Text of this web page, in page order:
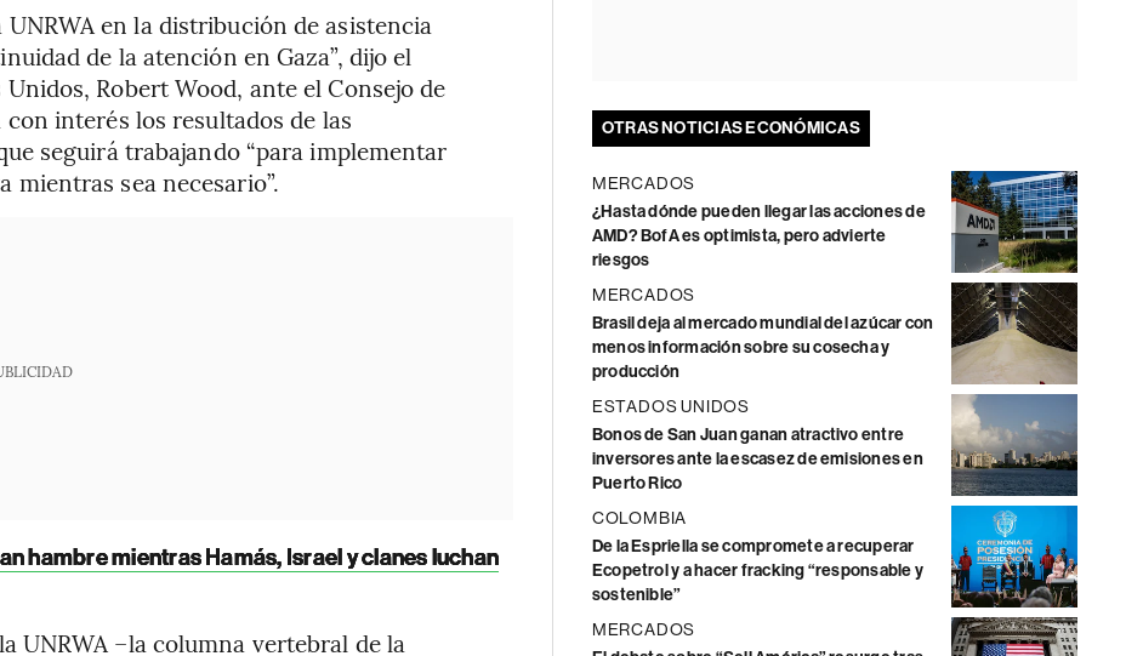
en la distribución de asistencia
de la atención en Gaza”, dijo el
Robert Wood, ante el Consejo de
interés los resultados de las
seguirá trabajando “para implementar
mientras sea necesario”.
hambre mientras Hamás, Israel y clanes luchan
UNRWA –la columna vertebral de la
OTRAS NOTICIAS ECONÓMICAS
MERCADOS
¿Hasta dónde pueden llegar las acciones de
AMD? BofA es optimista, pero advierte
riesgos
MERCADOS
Brasil deja al mercado mundial del azúcar con
menos información sobre su cosecha y
producción
ESTADOS UNIDOS
Bonos de San Juan ganan atractivo entre
inversores ante la escasez de emisiones en
Puerto Rico
COLOMBIA
De la Espriella se compromete a recuperar
Ecopetrol y a hacer fracking “responsable y
sostenible”
MERCADOS